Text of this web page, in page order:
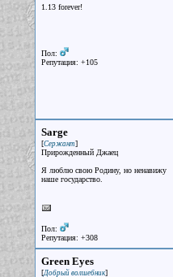
1.13 forever!
Пол:
Репутация: +105
Sarge
[Сержант]
Прирожденный Джаец
Я люблю свою Родину, но ненавижу
наше государство.
Пол:
Репутация: +308
Green Eyes
[Добрый волшебник]